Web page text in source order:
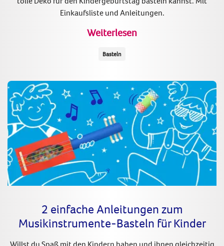
Einkaufsliste und Anleitungen.
Weiterlesen
Basteln
2 einfache Anleitungen zum
Musikinstrumente-Basteln für Kinder
Willst du Spaß mit den Kindern haben und ihnen gleichzeitig